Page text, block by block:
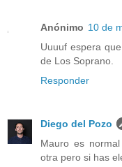
Anónimo 10 de
Uuuuf espera
de Los Soprano.
Responder
Diego del Pozo
Mauro es
otra pero si has